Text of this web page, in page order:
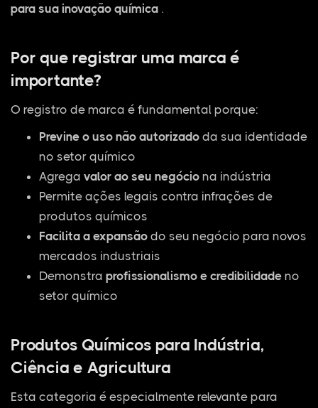
para sua inovação química .
Por que registrar uma marca é
importante?
O registro de marca é fundamental porque:
Previne o uso não autorizado da sua identidade
no setor químico
Agrega valor ao seu negócio na indústria
Permite ações legais contra infrações de
produtos químicos
Facilita a expansão do seu negócio para novos
mercados industriais
Demonstra profissionalismo e credibilidade no
setor químico
Produtos Químicos para Indústria,
Ciência e Agricultura
Esta categoria é especialmente relevante para